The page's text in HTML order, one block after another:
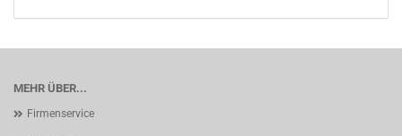
MEHR ÜBER...
Firmenservice